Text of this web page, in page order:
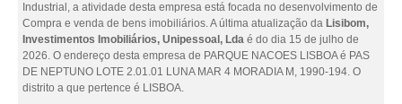
Industrial, a atividade desta empresa está focada no desenvolvimento de
Compra e venda de bens imobiliários. A última atualização da Lisibom,
Investimentos Imobiliários, Unipessoal, Lda é do dia 15 de julho de
2026. O endereço desta empresa de PARQUE NACOES LISBOA é PAS
DE NEPTUNO LOTE 2.01.01 LUNA MAR 4 MORADIA M, 1990-194. O
distrito a que pertence é LISBOA.